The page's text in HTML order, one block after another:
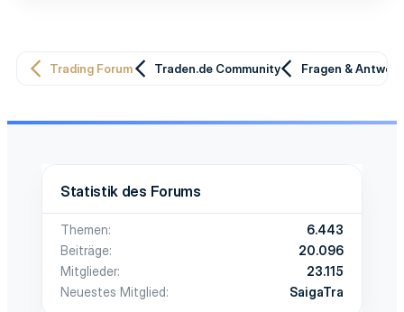
Trading Forum Traden.de Community Fragen &
Statistik des Forums
Themen
6.443
Beiträge
20.096
Mitglieder
23.115
Neuestes Mitglied
SaigaTra